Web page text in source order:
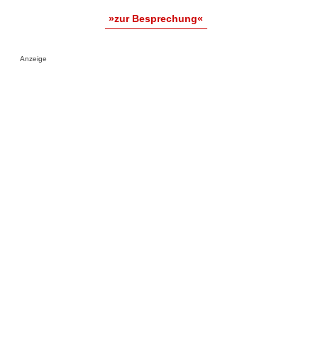
»zur Besprechung«
Anzeige